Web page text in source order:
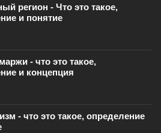
регион - Что это такое,
и понятие
- что это такое,
и концепция
- что это такое, определение